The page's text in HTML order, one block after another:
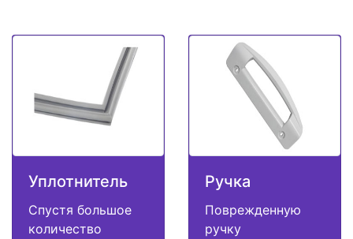
Уплотнитель
Спустя большое
количество
Ручка
Поврежденную
ручку